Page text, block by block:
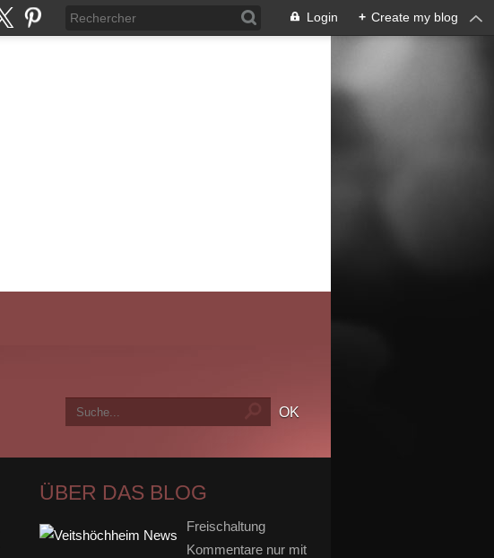
Login + Create my blog
ÜBER DAS BLOG
Freischaltung
Kommentare nur mit